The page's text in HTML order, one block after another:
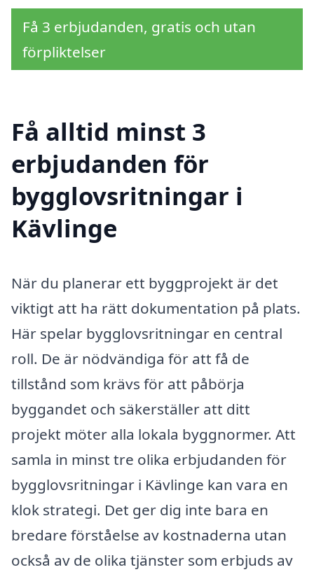
Få 3 erbjudanden, gratis och utan
förpliktelser
Få alltid minst 3
erbjudanden för
bygglovsritningar i
Kävlinge
När du planerar ett byggprojekt är det
viktigt att ha rätt dokumentation på plats.
Här spelar bygglovsritningar en central
roll. De är nödvändiga för att få de
tillstånd som krävs för att påbörja
byggandet och säkerställer att ditt
projekt möter alla lokala byggnormer. Att
samla in minst tre olika erbjudanden för
bygglovsritningar i Kävlinge kan vara en
klok strategi. Det ger dig inte bara en
bredare förståelse av kostnaderna utan
också av de olika tjänster som erbjuds av